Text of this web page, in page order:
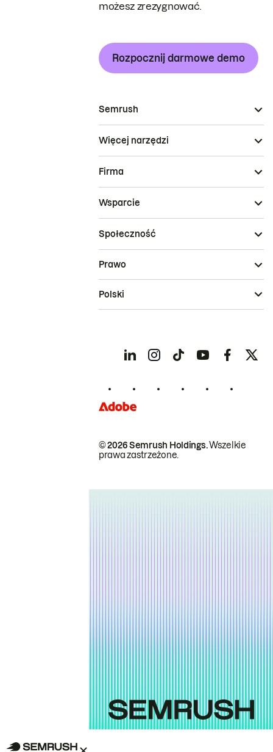
możesz zrezygnować.
Rozpocznij darmowe demo
Semrush
Więcej narzędzi
Firma
Wsparcie
Społeczność
© 2026 Semrush Holdings.Wszelkie
prawa zastrzeżone.
Prawo
Polski